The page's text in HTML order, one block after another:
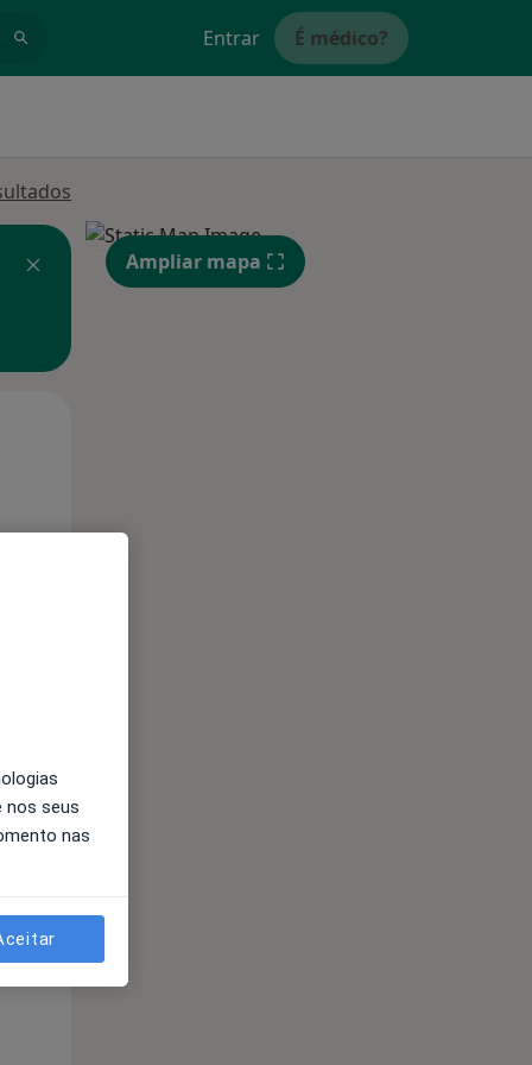
Entrar É médico?
13 Ago
Ampliar mapa
nos seus
nas